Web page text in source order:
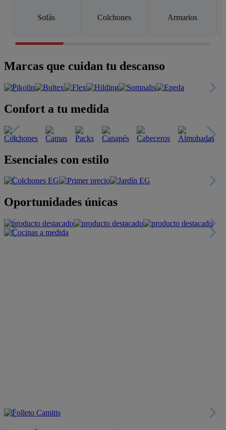
Sofás Colchones Armarios
Marcas que cuidan tu descanso
Confort a tu medida
Esenciales con estilo
Oportunidades únicas